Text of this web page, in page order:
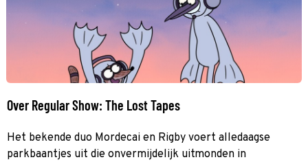
Over Regular Show: The Lost Tapes
Het bekende duo Mordecai en Rigby voert alledaagse
parkbaantjes uit die onvermijdelijk uitmonden in